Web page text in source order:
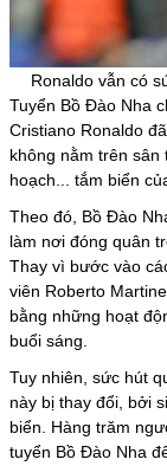
Ronaldo vẫn có
Tuyển Bồ Đào Nha
Cristiano Ronaldo
không nằm trên
hoạch... tắm biển
Theo đó, Bồ Đào
làm nơi đóng quân
Thay vì bước vào
viên Roberto
bằng những hoạt
buổi sáng.
Tuy nhiên, sức hút
này bị thay đổi, bởi
biển. Hàng trăm
tuyển Bồ Đào Nha